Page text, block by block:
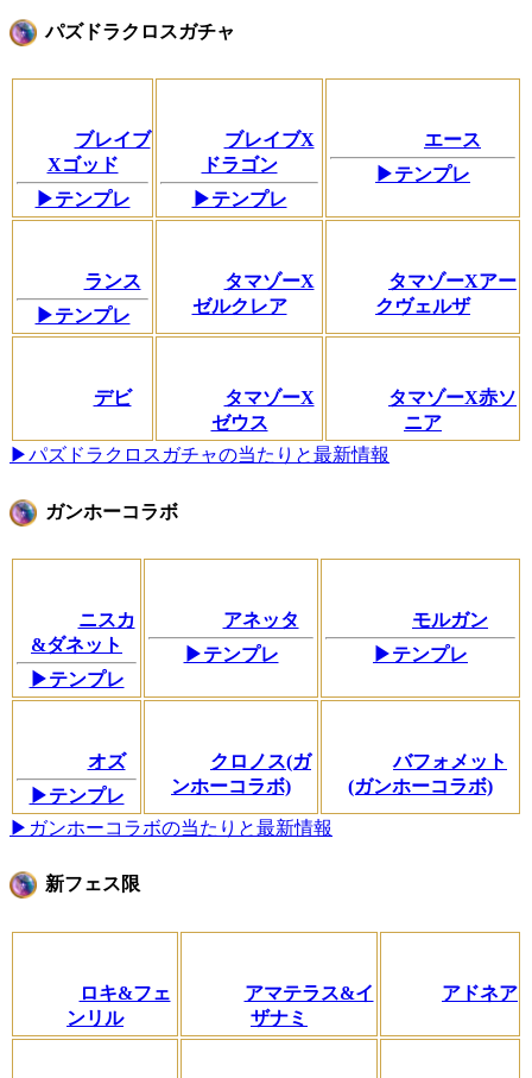
パズドラクロスガチャ
ブレイブ
Xゴッド
▶テンプレ
ブレイブX
ドラゴン
▶テンプレ
エース
▶テンプレ
ランス
▶テンプレ
タマゾーX
ゼルクレア
タマゾーXアー
クヴェルザ
デビ
タマゾーX
ゼウス
タマゾーX赤ソ
ニア
▶パズドラクロスガチャの当たりと最新情報
ガンホーコラボ
ニスカ
&ダネット
▶テンプレ
アネッタ
▶テンプレ
モルガン
▶テンプレ
オズ
▶テンプレ
クロノス(ガ
ンホーコラボ)
バフォメット
(ガンホーコラボ)
▶ガンホーコラボの当たりと最新情報
新フェス限
ロキ&フェ
ンリル
アマテラス&イ
ザナミ
アドネア